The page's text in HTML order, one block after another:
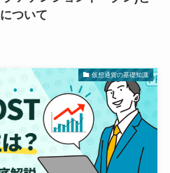
ついて
仮想通貨の基礎知識